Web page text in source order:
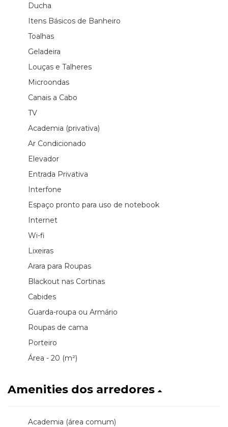
Ducha
Itens Básicos de Banheiro
Toalhas
Geladeira
Louças e Talheres
Microondas
Canais a Cabo
TV
Academia (privativa)
Ar Condicionado
Elevador
Entrada Privativa
Interfone
Espaço pronto para uso de notebook
Internet
Wi-fi
Lixeiras
Arara para Roupas
Blackout nas Cortinas
Cabides
Guarda-roupa ou Armário
Roupas de cama
Porteiro
Área - 20 (m²)
Amenities dos arredores
Academia (área comum)